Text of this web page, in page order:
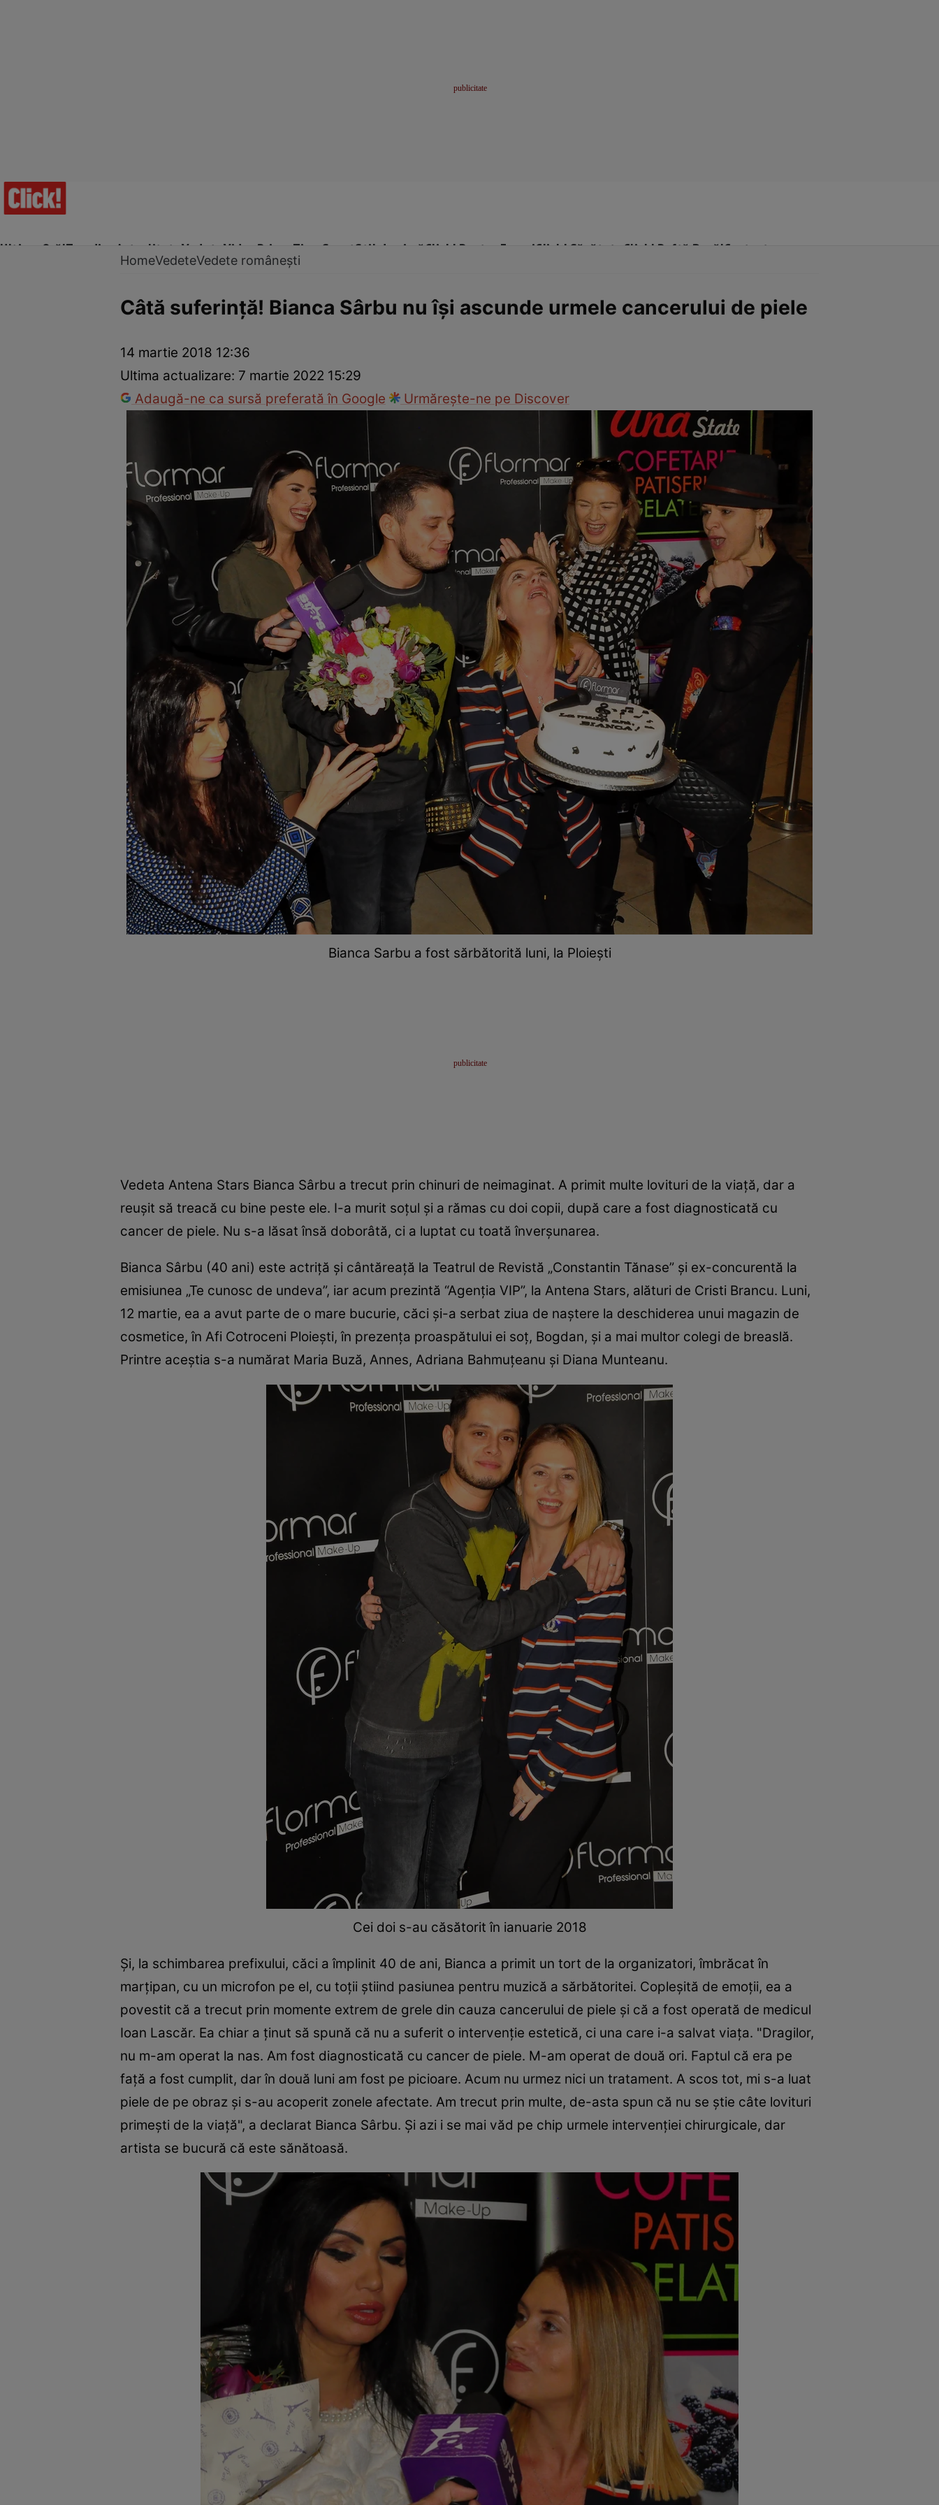
Ultima Oră!Trending Actualitate Vedete Video Prime Time SportStil de viațăClick! Pentru FemeiClick! Sănătate Click! Poftă Bună!Contact
Vedete internaționaleVedete româneștiInterviurile Click!
HomeVedeteVedete românești
Câtă suferință! Bianca Sârbu nu își ascunde urmele cancerului de piele
14 martie 2018 12:36
Ultima actualizare: 7 martie 2022 15:29
Adaugă-ne ca sursă preferată în Google
Urmărește-ne pe Discover
Bianca Sarbu a fost sărbătorită luni, la Ploieşti
Vedeta Antena Stars Bianca Sârbu a trecut prin chinuri de neimaginat. A primit multe lovituri de la viață, dar a
reușit să treacă cu bine peste ele. I-a murit soțul și a rămas cu doi copii, după care a fost diagnosticată cu
cancer de piele. Nu s-a lăsat însă doborâtă, ci a luptat cu toată înverşunarea.
Bianca Sârbu (40 ani) este actriţă și cântăreață la Teatrul de Revistă „Constantin Tănase” și ex-concurentă la
emisiunea „Te cunosc de undeva”, iar acum prezintă “Agenția VIP”, la Antena Stars, alături de Cristi Brancu. Luni,
12 martie, ea a avut parte de o mare bucurie, căci și-a serbat ziua de naştere la deschiderea unui magazin de
cosmetice, în Afi Cotroceni Ploiești, în prezența proaspătului ei soț, Bogdan, și a mai multor colegi de breaslă.
Printre aceştia s-a numărat Maria Buză, Annes, Adriana Bahmuțeanu și Diana Munteanu.
Cei doi s-au căsătorit în ianuarie 2018
Şi, la schimbarea prefixului, căci a împlinit 40 de ani, Bianca a primit un tort de la organizatori, îmbrăcat în
marțipan, cu un microfon pe el, cu toţii ştiind pasiunea pentru muzică a sărbătoritei. Copleşită de emoţii, ea a
povestit că a trecut prin momente extrem de grele din cauza cancerului de piele şi că a fost operată de medicul
Ioan Lascăr. Ea chiar a ţinut să spună că nu a suferit o intervenţie estetică, ci una care i-a salvat viaţa. "Dragilor,
nu m-am operat la nas. Am fost diagnosticată cu cancer de piele. M-am operat de două ori. Faptul că era pe
față a fost cumplit, dar în două luni am fost pe picioare. Acum nu urmez nici un tratament. A scos tot, mi s-a luat
piele de pe obraz şi s-au acoperit zonele afectate. Am trecut prin multe, de-asta spun că nu se știe câte lovituri
primești de la viață", a declarat Bianca Sârbu. Și azi i se mai văd pe chip urmele intervenției chirurgicale, dar
artista se bucură că este sănătoasă.